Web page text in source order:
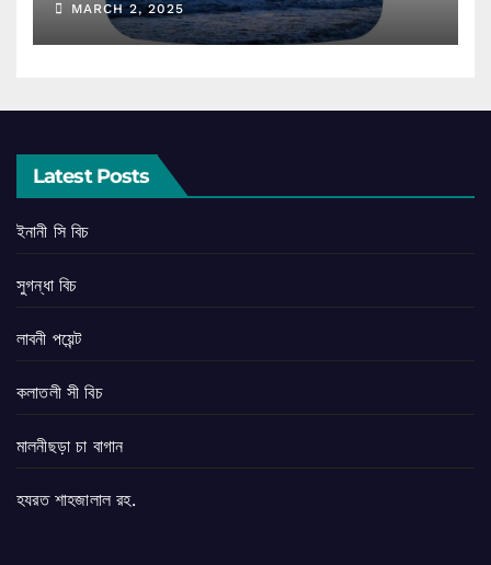
MARCH 2, 2025
Latest Posts
ইনানী সি বিচ
সুগন্ধা বিচ
লাবনী পয়েন্ট
কলাতলী সী বিচ
মালনীছড়া চা বাগান
হযরত শাহজালাল রহ.